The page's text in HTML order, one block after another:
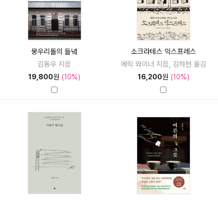
뭉우리돌의 들녘
김동우 지음
19,800원 (10%)
소크라테스 익스프레스
에릭 와이너 지음, 김하현 옮김
16,200원 (10%)